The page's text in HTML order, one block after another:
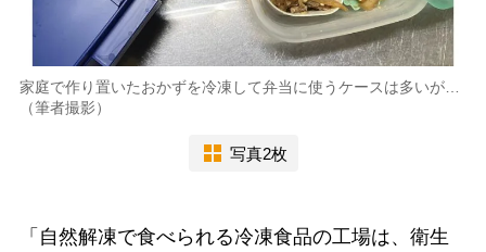
家庭で作り置いたおかずを冷凍して弁当に使うケースは多いが…
（筆者撮影）
写真2枚
「自然解凍で食べられる冷凍食品の工場は、衛生